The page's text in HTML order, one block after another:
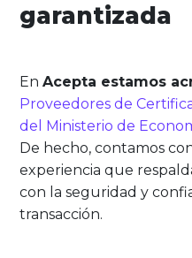
garantizada
EnAcepta estamos
Proveedores de
del Ministerio de
De hecho, contamos
experiencia que
con la seguridad y
transacción.